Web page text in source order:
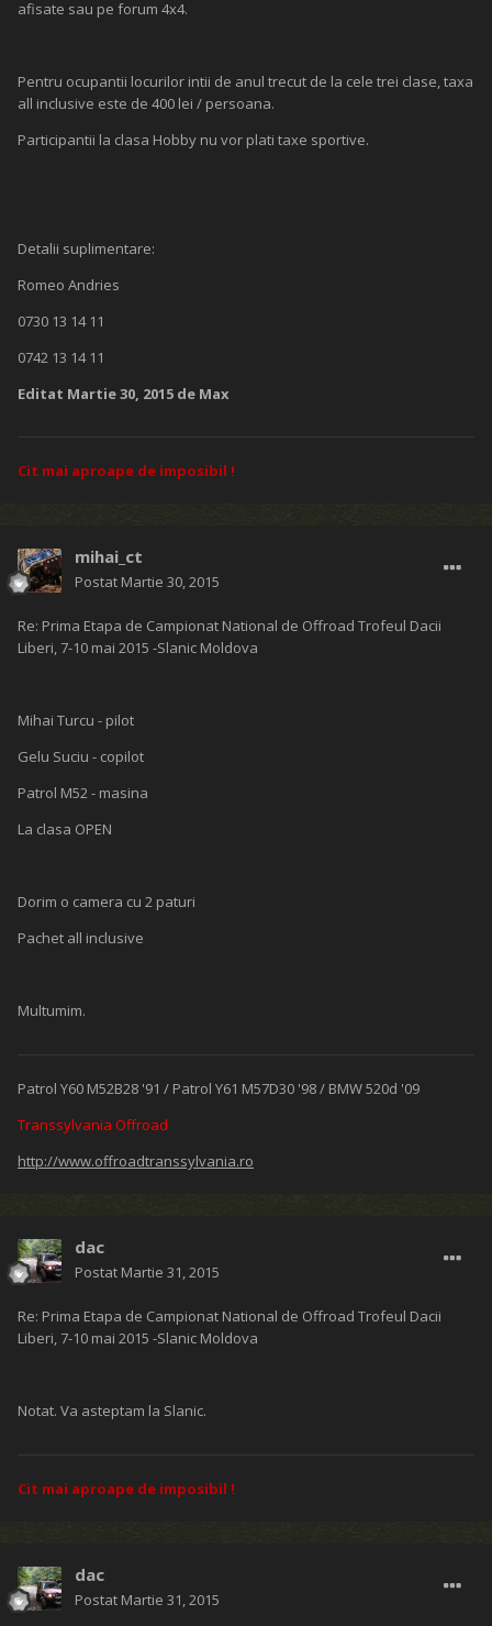
afisate sau pe forum 4x4.
Pentru ocupantii locurilor intii de anul trecut de la cele trei clase, taxa
all inclusive este de 400 lei / persoana.
Participantii la clasa Hobby nu vor plati taxe sportive.
Detalii suplimentare:
Romeo Andries
0730 13 14 11
0742 13 14 11
Editat Martie 30, 2015 de Max
Cit mai aproape de imposibil !
mihai_ct
Postat Martie 30, 2015
Re: Prima Etapa de Campionat National de Offroad Trofeul Dacii
Liberi, 7-10 mai 2015 -Slanic Moldova
Mihai Turcu - pilot
Gelu Suciu - copilot
Patrol M52 - masina
La clasa OPEN
Dorim o camera cu 2 paturi
Pachet all inclusive
Multumim.
Patrol Y60 M52B28 '91 / Patrol Y61 M57D30 '98 / BMW 520d '09
Transsylvania Offroad
http://www.offroadtranssylvania.ro
dac
Postat Martie 31, 2015
Re: Prima Etapa de Campionat National de Offroad Trofeul Dacii
Liberi, 7-10 mai 2015 -Slanic Moldova
Notat. Va asteptam la Slanic.
Cit mai aproape de imposibil !
dac
Postat Martie 31, 2015